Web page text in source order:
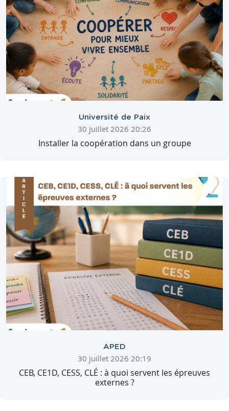
Université de Paix
30 juillet 2026 20:26
Installer la coopération dans un groupe
APED
30 juillet 2026 20:19
CEB, CE1D, CESS, CLÉ : à quoi servent les épreuves
externes ?